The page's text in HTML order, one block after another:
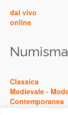
dal vivo
online
Classica
Medievale -
Contemporanea